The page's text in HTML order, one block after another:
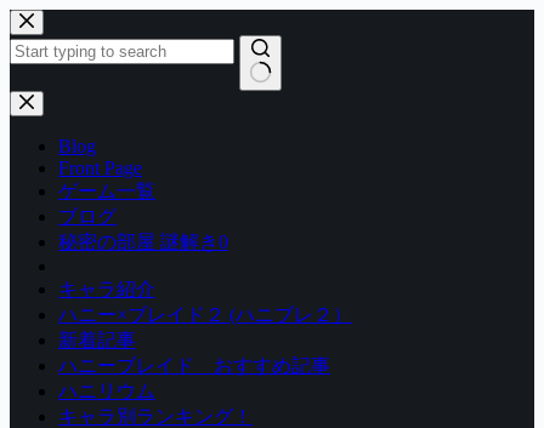
コ
ン
テ
ン
ツ
結
Blog
Front Page
ゲーム一覧
ブログ
秘密の部屋 謎解き0
キャラ紹介
ハニー×ブレイド２ (ハニブレ２）
新着記事
ハニーブレイド おすすめ記事
ハニリウム
キャラ別ランキング！